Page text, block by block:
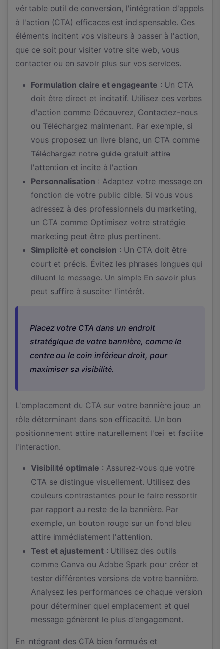
véritable outil de conversion, l'intégration d'appels
à l'action (CTA) efficaces est indispensable. Ces
éléments incitent vos visiteurs à passer à l'action,
que ce soit pour visiter votre site web, vous
contacter ou en savoir plus sur vos services.
Formulation claire et engageante : Un CTA
doit être direct et incitatif. Utilisez des verbes
d'action comme Découvrez, Contactez-nous
ou Téléchargez maintenant. Par exemple, si
vous proposez un livre blanc, un CTA comme
Téléchargez notre guide gratuit attire
l'attention et incite à l'action.
Personnalisation : Adaptez votre message en
fonction de votre public cible. Si vous vous
adressez à des professionnels du marketing,
un CTA comme Optimisez votre stratégie
marketing peut être plus pertinent.
Simplicité et concision : Un CTA doit être
court et précis. Évitez les phrases longues qui
diluent le message. Un simple En savoir plus
peut suffire à susciter l'intérêt.
Placez votre CTA dans un endroit
stratégique de votre bannière, comme le
centre ou le coin inférieur droit, pour
maximiser sa visibilité.
L'emplacement du CTA sur votre bannière joue un
rôle déterminant dans son efficacité. Un bon
positionnement attire naturellement l'œil et facilite
l'interaction.
Visibilité optimale : Assurez-vous que votre
CTA se distingue visuellement. Utilisez des
couleurs contrastantes pour le faire ressortir
par rapport au reste de la bannière. Par
exemple, un bouton rouge sur un fond bleu
attire immédiatement l'attention.
Test et ajustement : Utilisez des outils
comme Canva ou Adobe Spark pour créer et
tester différentes versions de votre bannière.
Analysez les performances de chaque version
pour déterminer quel emplacement et quel
message génèrent le plus d'engagement.
En intégrant des CTA bien formulés et